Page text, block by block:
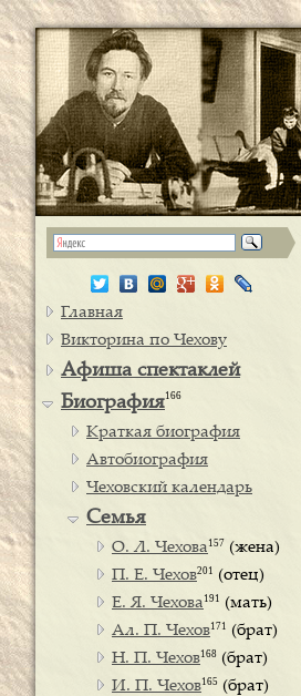
Главная
Викторина по Чехову
Афиша спектаклей
Биография166
Краткая биография
Автобиография
Чеховский календарь
Семья
О. Л. Чехова 157 (жена)
П. Е. Чехов201 (отец)
Е. Я. Чехова 191 (мать)
Ал. П. Чехов171 (брат)
Н. П. Чехов168 (брат)
И. П. Чехов165 (брат)